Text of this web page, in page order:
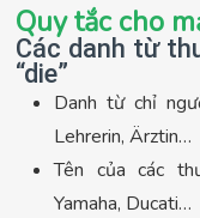
Quy tắc cho
Các danh từ
“die”
Danh từ chỉ
Lehrerin, Ärztin…
Tên của các
Yamaha, Ducati…